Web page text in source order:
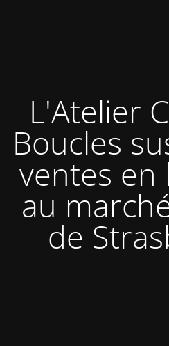
L'Atelier
Boucles
ventes en
au
de